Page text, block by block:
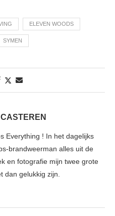
ELEVEN WOODS
SYMEN
Everything ! In het dagelijks
brandweerman alles uit de
en fotografie mijn twee grote
dan gelukkig zijn.